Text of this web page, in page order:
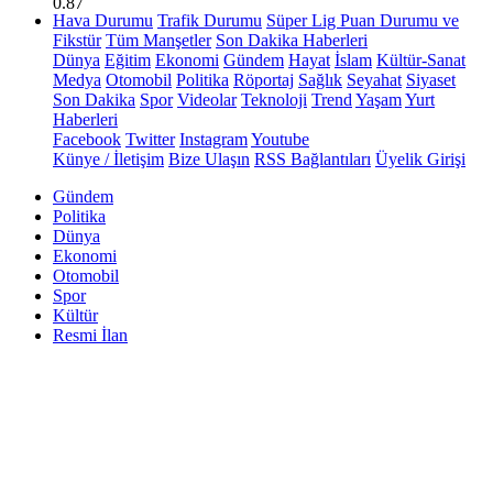
Hava Durumu Trafik Durumu Süper Lig Puan Durumu ve
Fikstür Tüm Manşetler Son Dakika Haberleri
Dünya Eğitim Ekonomi Gündem Hayat İslam Kültür-Sanat
Medya Otomobil Politika Röportaj Sağlık Seyahat Siyaset
Son Dakika Spor Videolar Teknoloji Trend YaşamYurt
Haberleri
Facebook Twitter InstagramYoutube
Künye / İletişim Bize Ulaşın RSS Bağlantıları Üyelik Girişi
Gündem
Politika
Dünya
Ekonomi
Otomobil
Spor
Kültür
Resmi İlan